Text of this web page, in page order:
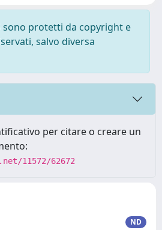
sono protetti da copyright e
salvo diversa
per citare o creare un
11572/62672
ND